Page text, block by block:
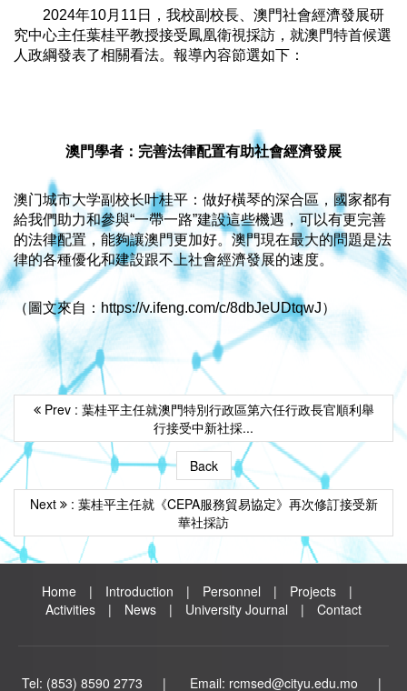
2024年10月11日，我校副校長、澳門社會經濟發展研
究中心主任葉桂平教授接受鳳凰衛視採訪，就澳門特首候選
人政綱發表了相關看法。報導內容節選如下：
澳門學者：完善法律配置有助社會經濟發展
澳门城市大学副校长叶桂平：做好橫琴的深合區，國家都有
給我們助力和參與“一帶一路”建設這些機遇，可以有更完善
的法律配置，能夠讓澳門更加好。澳門現在最大的問題是法
律的各種優化和建設跟不上社會經濟發展的速度。
（圖文來自： https://v.ifeng.com/c/8dbJeUDtqwJ）
Prev : 葉桂平主任就澳門特別行政區第六任行政長官順利舉
行接受中新社採...
Back
Next : 葉桂平主任就《CEPA服務貿易協定》再次修訂接受新
華社採訪
Home | Introduction | Personnel | Projects |
Activities | News | University Journal | Contact
Tel: (853) 8590 2773 | Email: rcmsed@cityu.edu.mo |